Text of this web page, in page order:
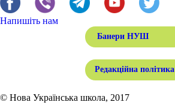
Напишіть нам
Банери НУШ
Редакційна політика
© Нова Українська школа, 2017